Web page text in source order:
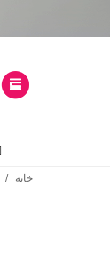
خانه /